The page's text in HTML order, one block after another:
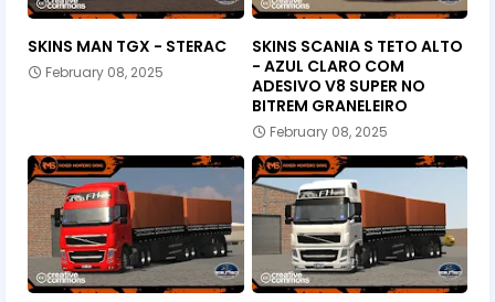
SKINS MAN TGX - STERAC
February 08, 2025
SKINS SCANIA S TETO ALTO
- AZUL CLARO COM
ADESIVO V8 SUPER NO
BITREM GRANELEIRO
February 08, 2025